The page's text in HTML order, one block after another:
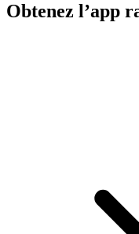
Obtenez l’app